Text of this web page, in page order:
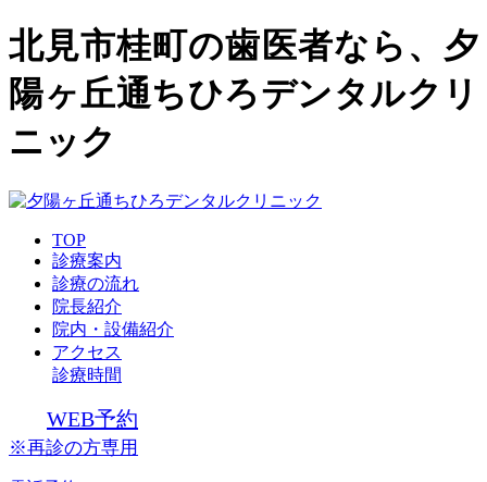
北見市桂町の歯医者なら、夕
陽ヶ丘通ちひろデンタルクリ
ニック
TOP
診療案内
診療の流れ
院長紹介
院内・設備紹介
アクセス
診療時間
WEB予約
※再診の方専用